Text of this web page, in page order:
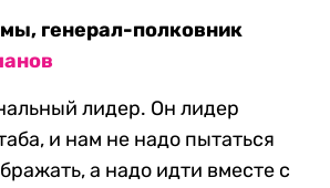
генерал-полковник
лидер. Он лидер
и нам не надо пытаться
а надо идти вместе с